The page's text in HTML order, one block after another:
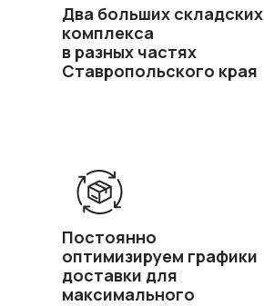
Два больших складских
комплекса
в разных частях
Ставропольского края
Постоянно
оптимизируем графики
доставки для
максимального